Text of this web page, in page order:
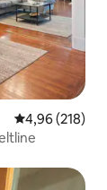
4,96 af 5 í
4,96 (218)